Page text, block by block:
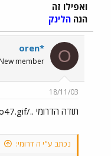
ואפילו זה
הנה הלינק
O
oren*
New member
18/11/03
תודה הדרומי ../images/Emo47.gif הכנסתי את כולם
נכתב ע"י ה דרומי: